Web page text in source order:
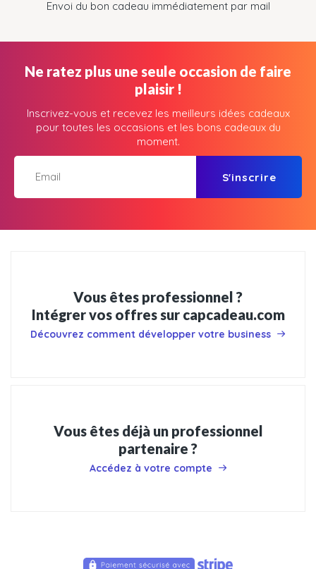
Envoi du bon cadeau immédiatement par mail
Ne ratez plus une seule occasion de faire
plaisir !
Inscrivez-vous et recevez les meilleurs idées cadeaux
pour toutes les occasions et les bons cadeaux du
moment.
S'inscrire
Vous êtes professionnel ?
Intégrer vos offres sur capcadeau.com
Découvrez comment développer votre business
Vous êtes déjà un professionnel
partenaire ?
Accédez à votre compte